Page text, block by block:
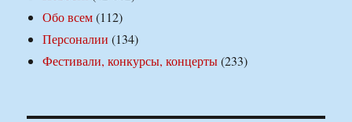
Обо всем(112)
Персоналии (134)
Фестивали, конкурсы, концерты(233)